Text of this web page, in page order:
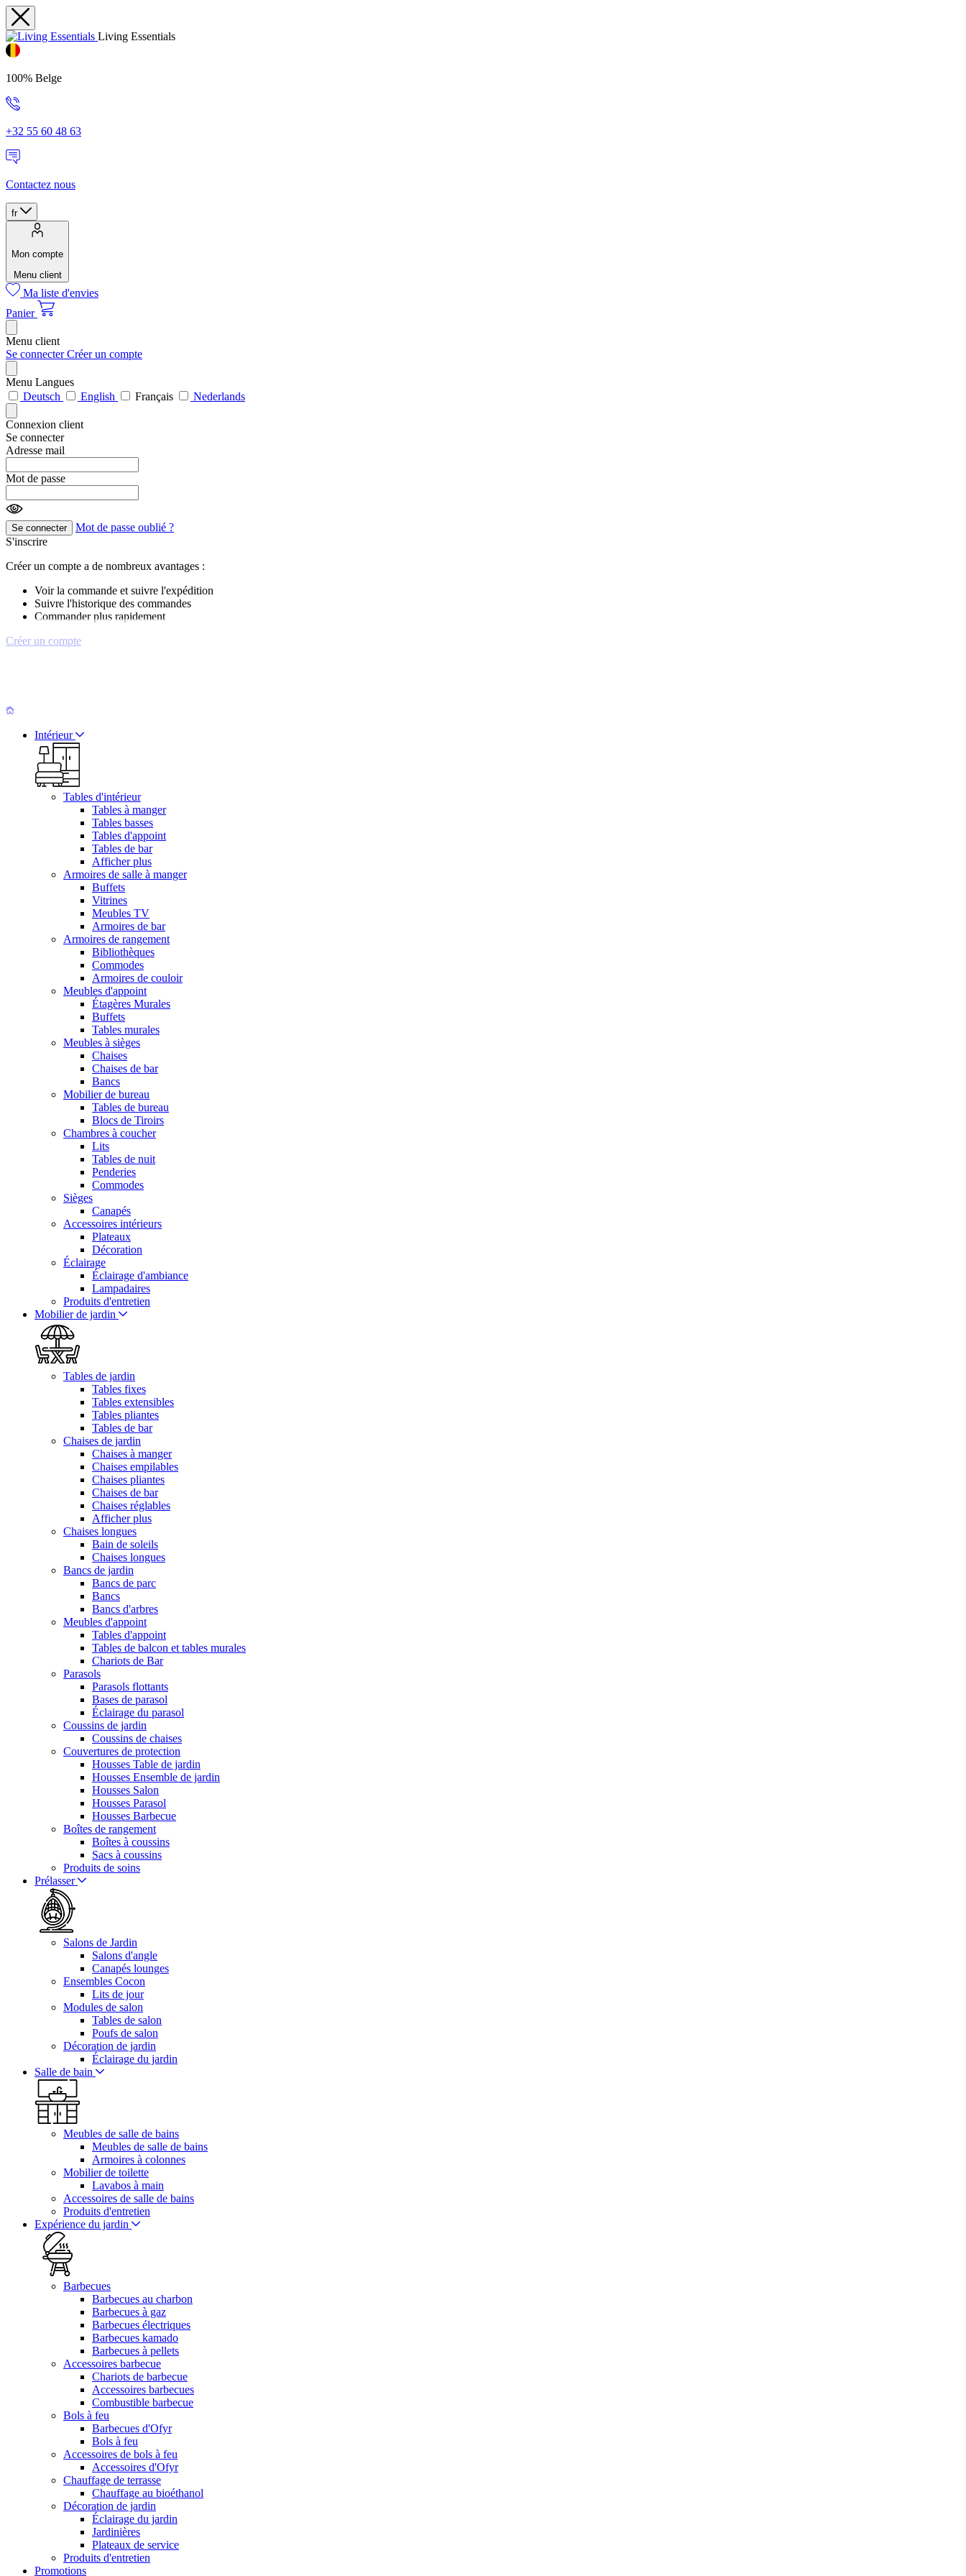
Living Essentials
100% Belge
+32 55 60 48 63
Contactez nous
fr
Mon compte
Menu client
Ma liste d'envies
Panier
Menu client
Se connecterCréer un compte
Menu Langues
Deutsch
English Français Nederlands
Connexion client
Se connecter
Adresse mail
Mot de passe
Se connecter
Mot de passe oublié ?
S'inscrire
Créer un compte a de nombreux avantages :
Voir la commande et suivre l'expédition
Suivre l'historique des commandes
Commander plus rapidement
Créer un compte
Intérieur
Tables d'intérieur
Tables à manger
Tables basses
Tables d'appoint
Tables de bar
Afficher plus
Armoires de salle à manger
Buffets
Vitrines
Meubles TV
Armoires de bar
Armoires de rangement
Bibliothèques
Commodes
Armoires de couloir
Meubles d'appoint
Étagères Murales
Buffets
Tables murales
Meubles à sièges
Chaises
Chaises de bar
Bancs
Mobilier de bureau
Tables de bureau
Blocs de Tiroirs
Chambres à coucher
Lits
Tables de nuit
Penderies
Commodes
Sièges
Canapés
Accessoires intérieurs
Plateaux
Décoration
Éclairage
Éclairage d'ambiance
Lampadaires
Produits d'entretien
Mobilier de jardin
Tables de jardin
Tables fixes
Tables extensibles
Tables pliantes
Tables de bar
Chaises de jardin
Chaises à manger
Chaises empilables
Chaises pliantes
Chaises de bar
Chaises réglables
Afficher plus
Chaises longues
Bain de soleils
Chaises longues
Bancs de jardin
Bancs de parc
Bancs
Bancs d'arbres
Meubles d'appoint
Tables d'appoint
Tables de balcon et tables murales
Chariots de Bar
Parasols
Parasols flottants
Bases de parasol
Éclairage du parasol
Coussins de jardin
Coussins de chaises
Couvertures de protection
Housses Table de jardin
Housses Ensemble de jardin
Housses Salon
Housses Parasol
Housses Barbecue
Boîtes de rangement
Boîtes à coussins
Sacs à coussins
Produits de soins
Prélasser
Salons de Jardin
Salons d'angle
Canapés lounges
Ensembles Cocon
Lits de jour
Modules de salon
Tables de salon
Poufs de salon
Décoration de jardin
Éclairage du jardin
Salle de bain
Meubles de salle de bains
Meubles de salle de bains
Armoires à colonnes
Mobilier de toilette
Lavabos à main
Accessoires de salle de bains
Produits d'entretien
Expérience du jardin
Barbecues
Barbecues au charbon
Barbecues à gaz
Barbecues électriques
Barbecues kamado
Barbecues à pellets
Accessoires barbecue
Chariots de barbecue
Accessoires barbecues
Combustible barbecue
Bols à feu
Barbecues d'Ofyr
Bols à feu
Accessoires de bols à feu
Accessoires d'Ofyr
Chauffage de terrasse
Chauffage au bioéthanol
Décoration de jardin
Éclairage du jardin
Jardinières
Plateaux de service
Produits d'entretien
Promotions